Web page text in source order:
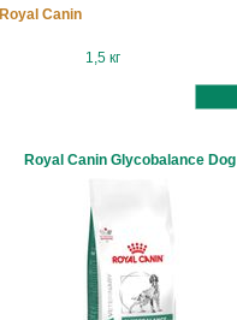
Royal Canin
1,5 кг
Royal Canin Glycobalance Dog